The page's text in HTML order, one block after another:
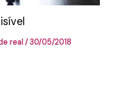
real/30/05/2018